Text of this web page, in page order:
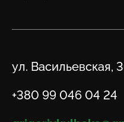
Адрес
ул. Васильевская,
Телефон
+380 99 046 04 24